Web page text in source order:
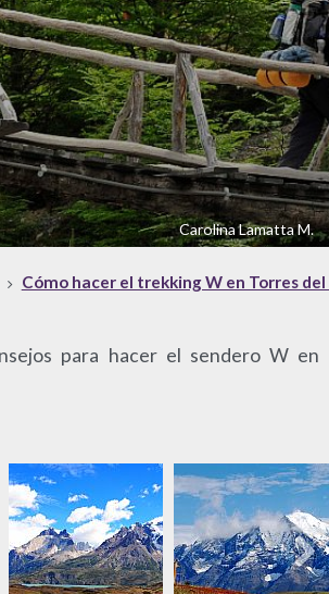
Carolina Lamatta M.
Cómo hacer el trekking W en Torres del
para hacer el sendero W en